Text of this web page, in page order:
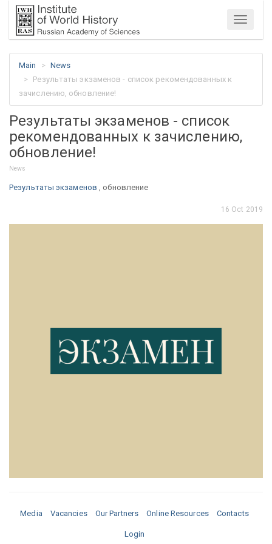
Menu
Main
News
Результаты экзаменов - список рекомендованных к
зачислению, обновление!
Результаты экзаменов - список
рекомендованных к зачислению,
обновление!
News
Результаты экзаменов , обновление
16 Oct 2019
Media Vacancies Our Partners Online Resources Contacts
Login